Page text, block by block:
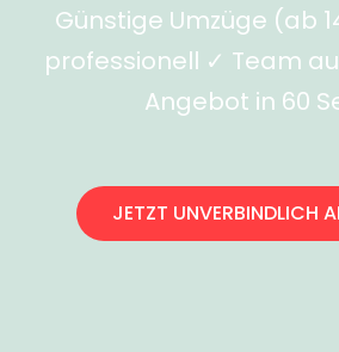
Günstige Umzüge (ab
professionell ✓ Team
Angebot in 60
JETZT UNVERBINDLICH